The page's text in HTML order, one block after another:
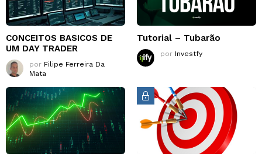
CONCEITOS BASICOS DE
UM DAY TRADER
por Filipe Ferreira Da
Mata
Tutorial – Tubarão
por Investfy